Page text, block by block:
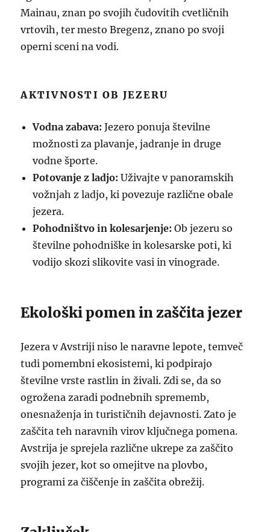
Mainau, znan po svojih čudovitih cvetličnih
vrtovih, ter mesto Bregenz, znano po svoji
operni sceni na vodi.
AKTIVNOSTI OB JEZERU
Vodna zabava: Jezero ponuja številne
možnosti za plavanje, jadranje in druge
vodne športe.
Potovanje z ladjo: Uživajte v panoramskih
vožnjah z ladjo, ki povezuje različne obale
jezera.
Pohodništvo in kolesarjenje: Ob jezeru so
številne pohodniške in kolesarske poti, ki
vodijo skozi slikovite vasi in vinograde.
Ekološki pomen in zaščita jezer
Jezera v Avstriji niso le naravne lepote, temveč
tudi pomembni ekosistemi, ki podpirajo
številne vrste rastlin in živali. Zdi se, da so
ogrožena zaradi podnebnih sprememb,
onesnaženja in turističnih dejavnosti. Zato je
zaščita teh naravnih virov ključnega pomena.
Avstrija je sprejela različne ukrepe za zaščito
svojih jezer, kot so omejitve na plovbo,
programi za čiščenje in zaščita obrežij.